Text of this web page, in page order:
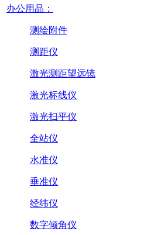
办公用品：
测绘附件
测距仪
激光测距望远镜
激光标线仪
激光扫平仪
全站仪
水准仪
垂准仪
经纬仪
数字倾角仪